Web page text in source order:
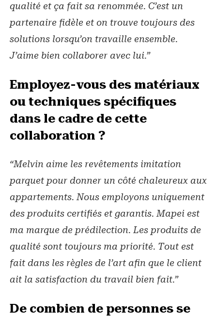
qualité et ça fait sa renommée. C’est un
partenaire fidèle et on trouve toujours des
solutions lorsqu’on travaille ensemble.
J’aime bien collaborer avec lui.”
Employez-vous des matériaux
ou techniques spécifiques
dans le cadre de cette
collaboration ?
“Melvin aime les revêtements imitation
parquet pour donner un côté chaleureux aux
appartements. Nous employons uniquement
des produits certifiés et garantis. Mapei est
ma marque de prédilection. Les produits de
qualité sont toujours ma priorité. Tout est
fait dans les règles de l’art afin que le client
ait la satisfaction du travail bien fait.”
De combien de personnes se